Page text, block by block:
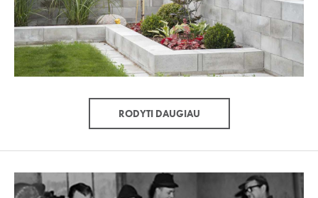
RODYTI DAUGIAU